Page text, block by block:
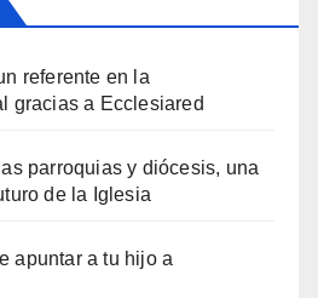
referente en la
gracias a Ecclesiared
parroquias y diócesis, una
de la Iglesia
apuntar a tu hijo a